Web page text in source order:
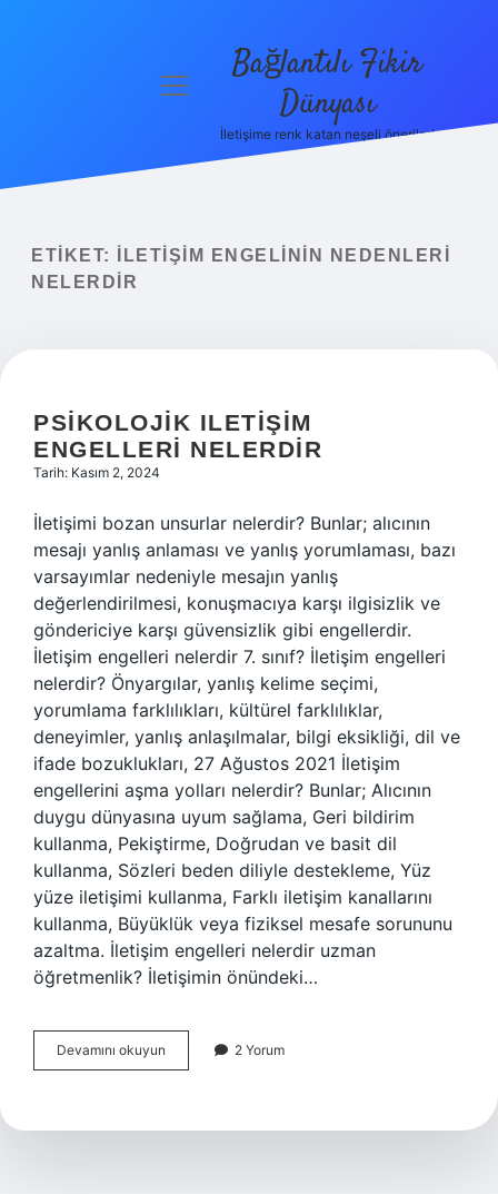
Yasal Uyarı
menüyü
Bağlantılı Fikir
Dünyası
İletişime renk katan neşeli öneriler!
ETIKET:
İLETIŞIM ENGELININ NEDENLERI
NELERDIR
PSIKOLOJIK ILETIŞIM
ENGELLERI NELERDIR
Tarih: Kasım 2, 2024
İletişimi bozan unsurlar nelerdir? Bunlar; alıcının
mesajı yanlış anlaması ve yanlış yorumlaması, bazı
varsayımlar nedeniyle mesajın yanlış
değerlendirilmesi, konuşmacıya karşı ilgisizlik ve
göndericiye karşı güvensizlik gibi engellerdir.
İletişim engelleri nelerdir 7. sınıf? İletişim engelleri
nelerdir? Önyargılar, yanlış kelime seçimi,
yorumlama farklılıkları, kültürel farklılıklar,
deneyimler, yanlış anlaşılmalar, bilgi eksikliği, dil ve
ifade bozuklukları, 27 Ağustos 2021 İletişim
engellerini aşma yolları nelerdir? Bunlar; Alıcının
duygu dünyasına uyum sağlama, Geri bildirim
kullanma, Pekiştirme, Doğrudan ve basit dil
kullanma, Sözleri beden diliyle destekleme, Yüz
yüze iletişimi kullanma, Farklı iletişim kanallarını
kullanma, Büyüklük veya fiziksel mesafe sorununu
azaltma. İletişim engelleri nelerdir uzman
öğretmenlik? İletişimin önündeki…
Devamını okuyun Psikolojik
Iletişim
2 Yorum